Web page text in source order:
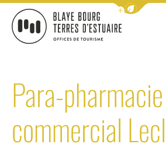
Afficher la
Para-
commercial